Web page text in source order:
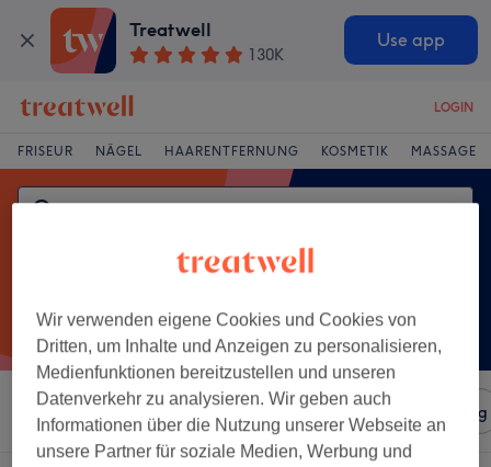
Treatwell
130K
Use app
LOGIN
FRISEUR NÄGEL HAARENTFERNUNG KOSMETIK MASSAGE
Sortieren nach Salons Expressangebote Bewertung
Wir verwenden eigene Cookies und Cookies von
Dritten, um Inhalte und Anzeigen zu personalisieren,
Medienfunktionen bereitzustellen und unseren
Datenverkehr zu analysieren. Wir geben auch
Informationen über die Nutzung unserer Webseite an
unsere Partner für soziale Medien, Werbung und